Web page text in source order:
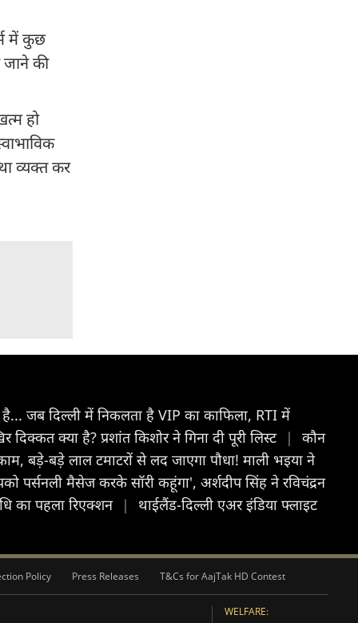
में कुछ
की
हो
व्यक्त कर
जब दिल्ली में निकलता है VIP का काफिला, RTI में
दिक्कत क्या है? प्रशांत किशोर ने गिना दी पूरी लिस्ट |
कौन
बड़े-बड़े लाल टमाटरों से लद जाएगा पौधा! माली भइया ने
पर्सनली मैसेज करके सॉरी कहूंगा', अर्शदीप सिंह ने रविचंद्रन
का पहला रिएक्शन |
थाईलैंड-दिल्ली एअर इंडिया फ्लाइट
Policy Press Releases T&Cs for AajTak HD Contest
WELFARE: